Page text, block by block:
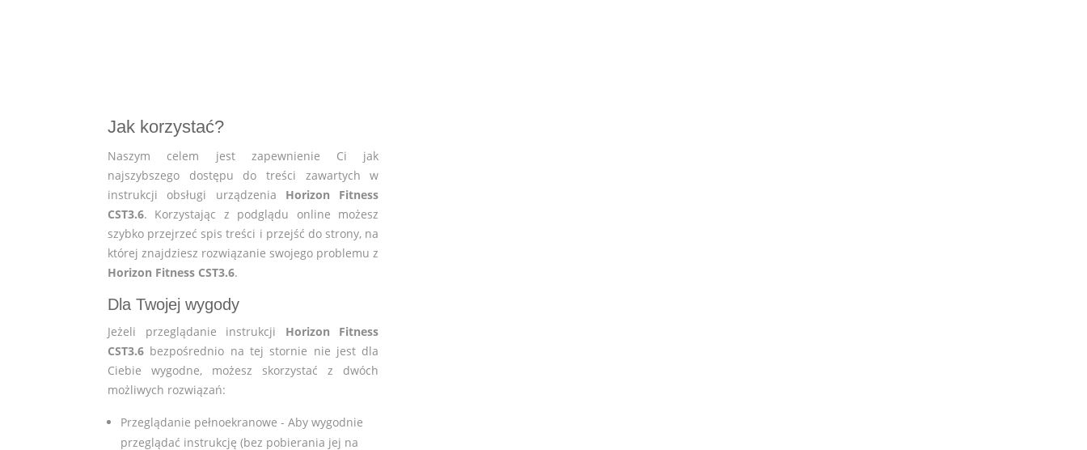
Jak korzystać?
Naszym celem jest zapewnienie Ci jak
najszybszego dostępu do treści zawartych w
instrukcji obsługi urządzenia Horizon Fitness
CST3.6. Korzystając z podglądu online możesz
szybko przejrzeć spis treści i przejść do strony, na
której znajdziesz rozwiązanie swojego problemu z
Horizon Fitness CST3.6.
Dla Twojej wygody
Jeżeli przeglądanie instrukcji Horizon Fitness
CST3.6 bezpośrednio na tej stornie nie jest dla
Ciebie wygodne, możesz skorzystać z dwóch
możliwych rozwiązań:
Przeglądanie pełnoekranowe - Aby wygodnie
przeglądać instrukcję (bez pobierania jej na